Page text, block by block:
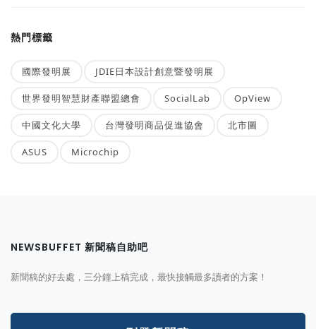
熱門標籤
國際發明展 JDIE日本設計創意暨發明展
世界發明智慧財產聯盟總會 SocialLab OpView
中國文化大學 台灣發明商品促進協會 北市圖
ASUS Microchip
NEWSBUFFET 新聞稿自助吧
新聞稿的好去處，三分鐘上稿完成，最快接觸最多讀者的方案！